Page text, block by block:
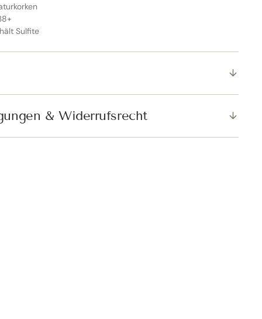
Rabatt
Sulfite
& Widerrufsrecht